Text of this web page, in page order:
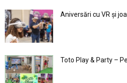
Aniversări cu VR și
Toto Play & Party –